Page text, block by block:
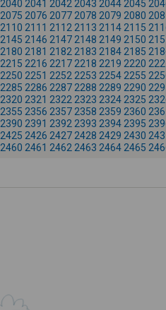
2040 2041 2042 2043 2044 2045
2075 2076 2077 2078 2079 2080
2110 2111 2112 2113 2114 2115
2145 2146 2147 2148 2149 2150
2180 2181 2182 2183 2184 2185
2215 2216 2217 2218 2219 2220
2250 2251 2252 2253 2254 2255
2285 2286 2287 2288 2289 2290
2320 2321 2322 2323 2324 2325
2355 2356 2357 2358 2359 2360
2390 2391 2392 2393 2394 2395
2425 2426 2427 2428 2429 2430
2460 2461 2462 2463 2464 2465